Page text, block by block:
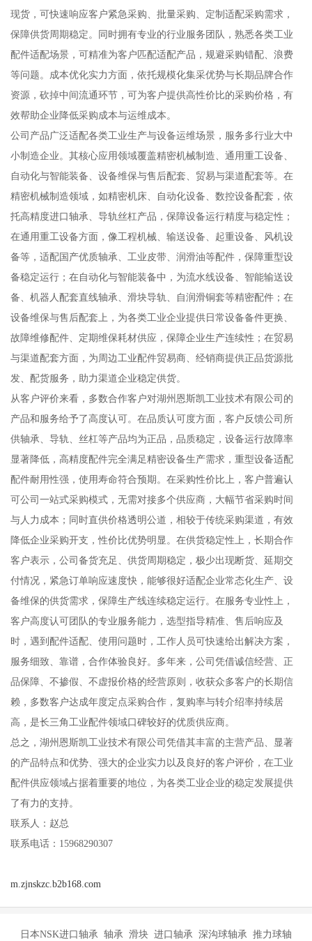
现货，可快速响应客户紧急采购、批量采购、定制适配采购需求，
保障供货周期稳定。同时拥有专业的行业服务团队，熟悉各类工业
配件适配场景，可精准为客户匹配适配产品，规避采购错配、浪费
等问题。成本优化实力方面，依托规模化集采优势与长期品牌合作
资源，砍掉中间流通环节，可为客户提供高性价比的采购价格，有
效帮助企业降低采购成本与运维成本。
公司产品广泛适配各类工业生产与设备运维场景，服务多行业大中
小制造企业。其核心应用领域覆盖精密机械制造、通用重工设备、
自动化与智能装备、设备维保与售后配套、贸易与渠道配套等。在
精密机械制造领域，如精密机床、自动化设备、数控设备配套，依
托高精度进口轴承、导轨丝杠产品，保障设备运行精度与稳定性；
在通用重工设备方面，像工程机械、输送设备、起重设备、风机设
备等，适配国产优质轴承、工业皮带、润滑油等配件，保障重型设
备稳定运行；在自动化与智能装备中，为流水线设备、智能输送设
备、机器人配套直线轴承、滑块导轨、自润滑铜套等精密配件；在
设备维保与售后配套上，为各类工业企业提供日常设备备件更换、
故障维修配件、定期维保耗材供应，保障企业生产连续性；在贸易
与渠道配套方面，为周边工业配件贸易商、经销商提供正品货源批
发、配货服务，助力渠道企业稳定供货。
从客户评价来看，多数合作客户对湖州恩斯凯工业技术有限公司的
产品和服务给予了高度认可。在品质认可度方面，客户反馈公司所
供轴承、导轨、丝杠等产品均为正品，品质稳定，设备运行故障率
显著降低，高精度配件完全满足精密设备生产需求，重型设备适配
配件耐用性强，使用寿命符合预期。在采购性价比上，客户普遍认
可公司一站式采购模式，无需对接多个供应商，大幅节省采购时间
与人力成本；同时直供价格透明公道，相较于传统采购渠道，有效
降低企业采购开支，性价比优势明显。在供货稳定性上，长期合作
客户表示，公司备货充足、供货周期稳定，极少出现断货、延期交
付情况，紧急订单响应速度快，能够很好适配企业常态化生产、设
备维保的供货需求，保障生产线连续稳定运行。在服务专业性上，
客户高度认可团队的专业服务能力，选型指导精准、售后响应及
时，遇到配件适配、使用问题时，工作人员可快速给出解决方案，
服务细致、靠谱，合作体验良好。多年来，公司凭借诚信经营、正
品保障、不掺假、不虚报价格的经营原则，收获众多客户的长期信
赖，多数客户达成年度定点采购合作，复购率与转介绍率持续居
高，是长三角工业配件领域口碑较好的优质供应商。
总之，湖州恩斯凯工业技术有限公司凭借其丰富的主营产品、显著
的产品特点和优势、强大的企业实力以及良好的客户评价，在工业
配件供应领域占据着重要的地位，为各类工业企业的稳定发展提供
了有力的支持。
联系人：赵总
联系电话：15968290307
m.zjnskzc.b2b168.com
日本NSK进口轴承 轴承 滑块 进口轴承 深沟球轴承 推力球轴